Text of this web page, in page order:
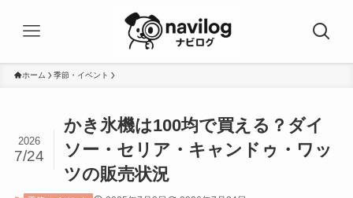
ホーム 季節・イベント
かき氷機は100均で買える？ダイ
ソー・セリア・キャンドゥ・ワッ
ツの販売状況
2026
7/24